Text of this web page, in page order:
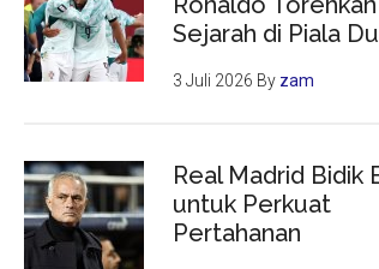
Sejarah di Piala
3 Juli 2026 By zam
Real Madrid Bidik
untuk Perkuat
Pertahanan